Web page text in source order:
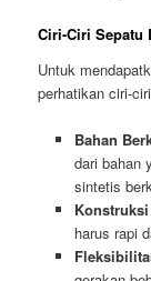
Ciri-Ciri Sepatu
Untuk
perhatikan ciri-
Bahan
dari bahan
sintetis
harus rapi